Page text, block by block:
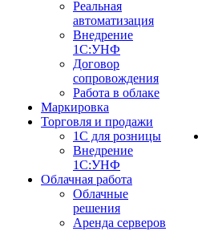
Реальная
автоматизация
Внедрение
1С:УНФ
Договор
сопровождения
Работа в облаке
Маркировка
Торговля и продажи
1С для розницы
Внедрение
1С:УНФ
Облачная работа
Облачные
решения
Аренда серверов